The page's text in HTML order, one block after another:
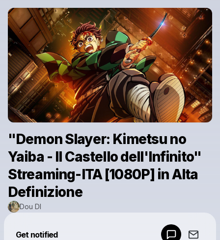
"Demon Slayer: Kimetsu no
Yaiba - Il Castello dell'Infinito"
Streaming-ITA [1080P] in Alta
Definizione
Dou DI
Get notified